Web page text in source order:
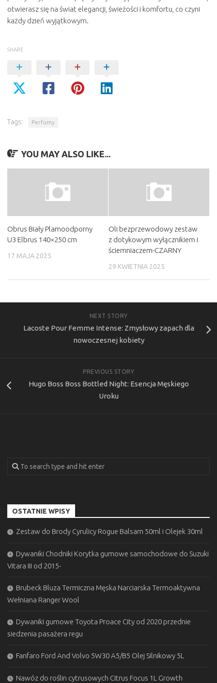
otwierasz się na świat elegancji, świeżości i komfortu, co czyni
każdy dzień wyjątkowym.
SHARE
Tags: Perfumy
YOU MAY ALSO LIKE...
Obrus Biały Plamoodporny
U3 Elbrus 140×250 cm
17 MAJA 2025
Oli bezprzewodowy zestaw
z dotykowym wyłącznikiem i
ściemniaczem-CZARNY
29 KWIETNIA 2025
NEXT STORY
Lacoste Pour Femme Intense: Zmysłowy zapach dla
nowoczesnej kobiety
PREVIOUS STORY
Hugo Boss Boss Bottled Night: Esencja Męskiego
Uroku
OSTATNIE WPISY
Zestaw do Brody Cyrulicy Rogue Balsam 50ml i Olejek 30ml
Dywaniki Chodniki Korytka gumowe samochodowe do Suzuki
Vitara III od 2015-
Brubeck Bluza Termiczna Męska Narciarska Termoaktywna
Wełniana Ranger Wool
Dywaniki gumowe Toyota Proace City od 2020 przednie
siedzenia pasażera regu
Fanfaro Ford And Volvo 5W30 A5/B5 Olej Silnikowy 5L
Nawóz do roślin cytrusowych Citrus Focus 1L Growth